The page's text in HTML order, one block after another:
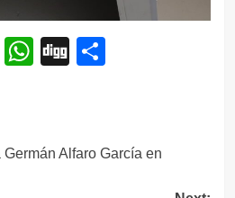
WhatsApp
DiggCompartir
Alfaro García en